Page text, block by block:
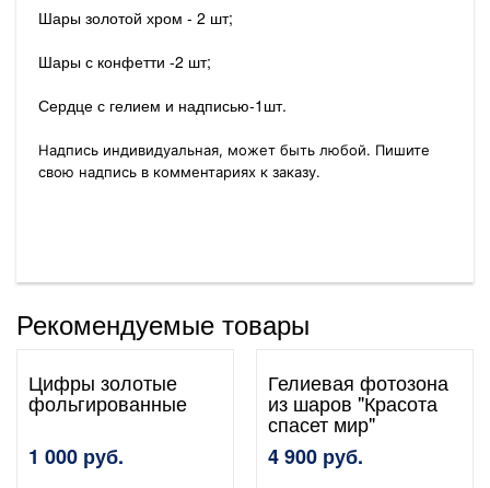
Шары золотой хром - 2 шт;
Шары с конфетти -2 шт;
Сердце с гелием и надписью-1шт.
Надпись индивидуальная, может быть любой. Пишите
свою надпись в комментариях к заказу.
Рекомендуемые товары
Цифры золотые
фольгированные
1 000 руб.
Гелиевая фотозона
из шаров "Красота
спасет мир"
4 900 руб.